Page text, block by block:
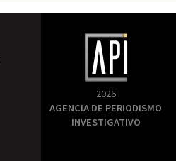
2026
AGENCIA DE PERIODISMO
INVESTIGATIVO